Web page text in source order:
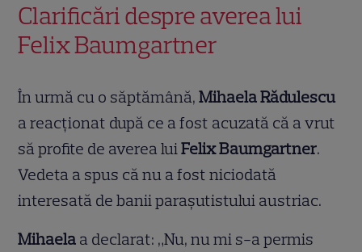
Clarificări despre averea lui
Felix Baumgartner
În urmă cu o săptămână,Mihaela Rădulescu
a reacționat după ce a fost acuzată că a vrut
să profite de averea luiFelix Baumgartner.
Vedeta a spus că nu a fost niciodată
interesată de banii parașutistului austriac.
Mihaela a declarat: „Nu, nu mi s-a permis